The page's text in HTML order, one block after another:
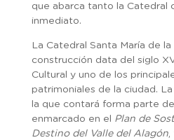
que abarca tanto la Catedral
inmediato.
La Catedral Santa María de
construcción data del siglo
Cultural y uno de los
patrimoniales de la ciudad.
la que contará forma parte
enmarcado en el Plan de
Destino del Valle del Alagón,